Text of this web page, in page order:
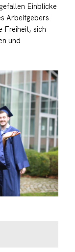
Einblicke
Arbeitgebers
Freiheit, sich
und